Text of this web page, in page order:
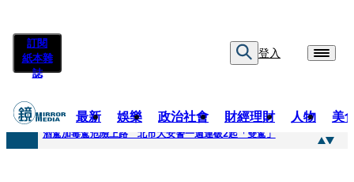
訂閱
紙本雜
誌
登入
最新 娛樂 政治社會 財經理財 人物 美
快訊
酒駕加毒駕危險上路 北市大安警一週連破2起「雙駕」